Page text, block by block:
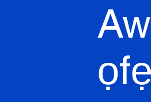
ọfẹ